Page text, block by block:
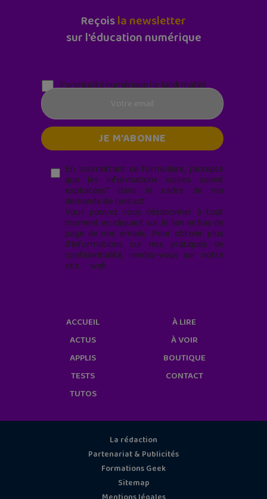
Reçoisla newsletter
sur l'éducation numérique
Parentalité numérique (le lundi matin)
En soumettant ce formulaire, j’accepte
que les informations saisies soient
exploitées* dans le cadre de ma
demande de contact.
Vous pouvez vous désabonner à tout
moment en cliquant sur le lien en bas de
page de nos emails. Pour obtenir plus
d'informations sur nos pratiques de
confidentialité, rendez-vous sur notre
site web
ACCUEIL
ACTUS
APPLIS
TESTS
TUTOS
À LIRE
À VOIR
BOUTIQUE
CONTACT
La rédaction
Partenariat & Publicités
Formations Geek
Sitemap